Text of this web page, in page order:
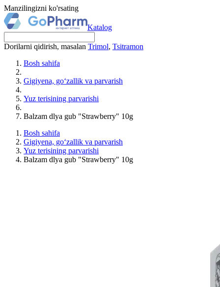
Manzilingizni ko'rsating
Katalog
Dorilarni qidirish, masalan Trimol, Tsitramon
Bosh sahifa
Gigiyena, go‘zallik va parvarish
Yuz terisining parvarishi
Balzam dlya gub "Strawberry" 10g
Bosh sahifa
Gigiyena, go‘zallik va parvarish
Yuz terisining parvarishi
Balzam dlya gub "Strawberry" 10g